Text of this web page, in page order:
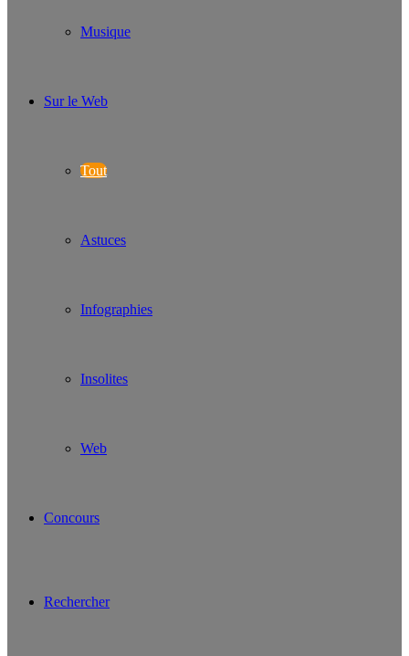
Musique
Sur le Web
Tout
Astuces
Infographies
Insolites
Web
Concours
Rechercher